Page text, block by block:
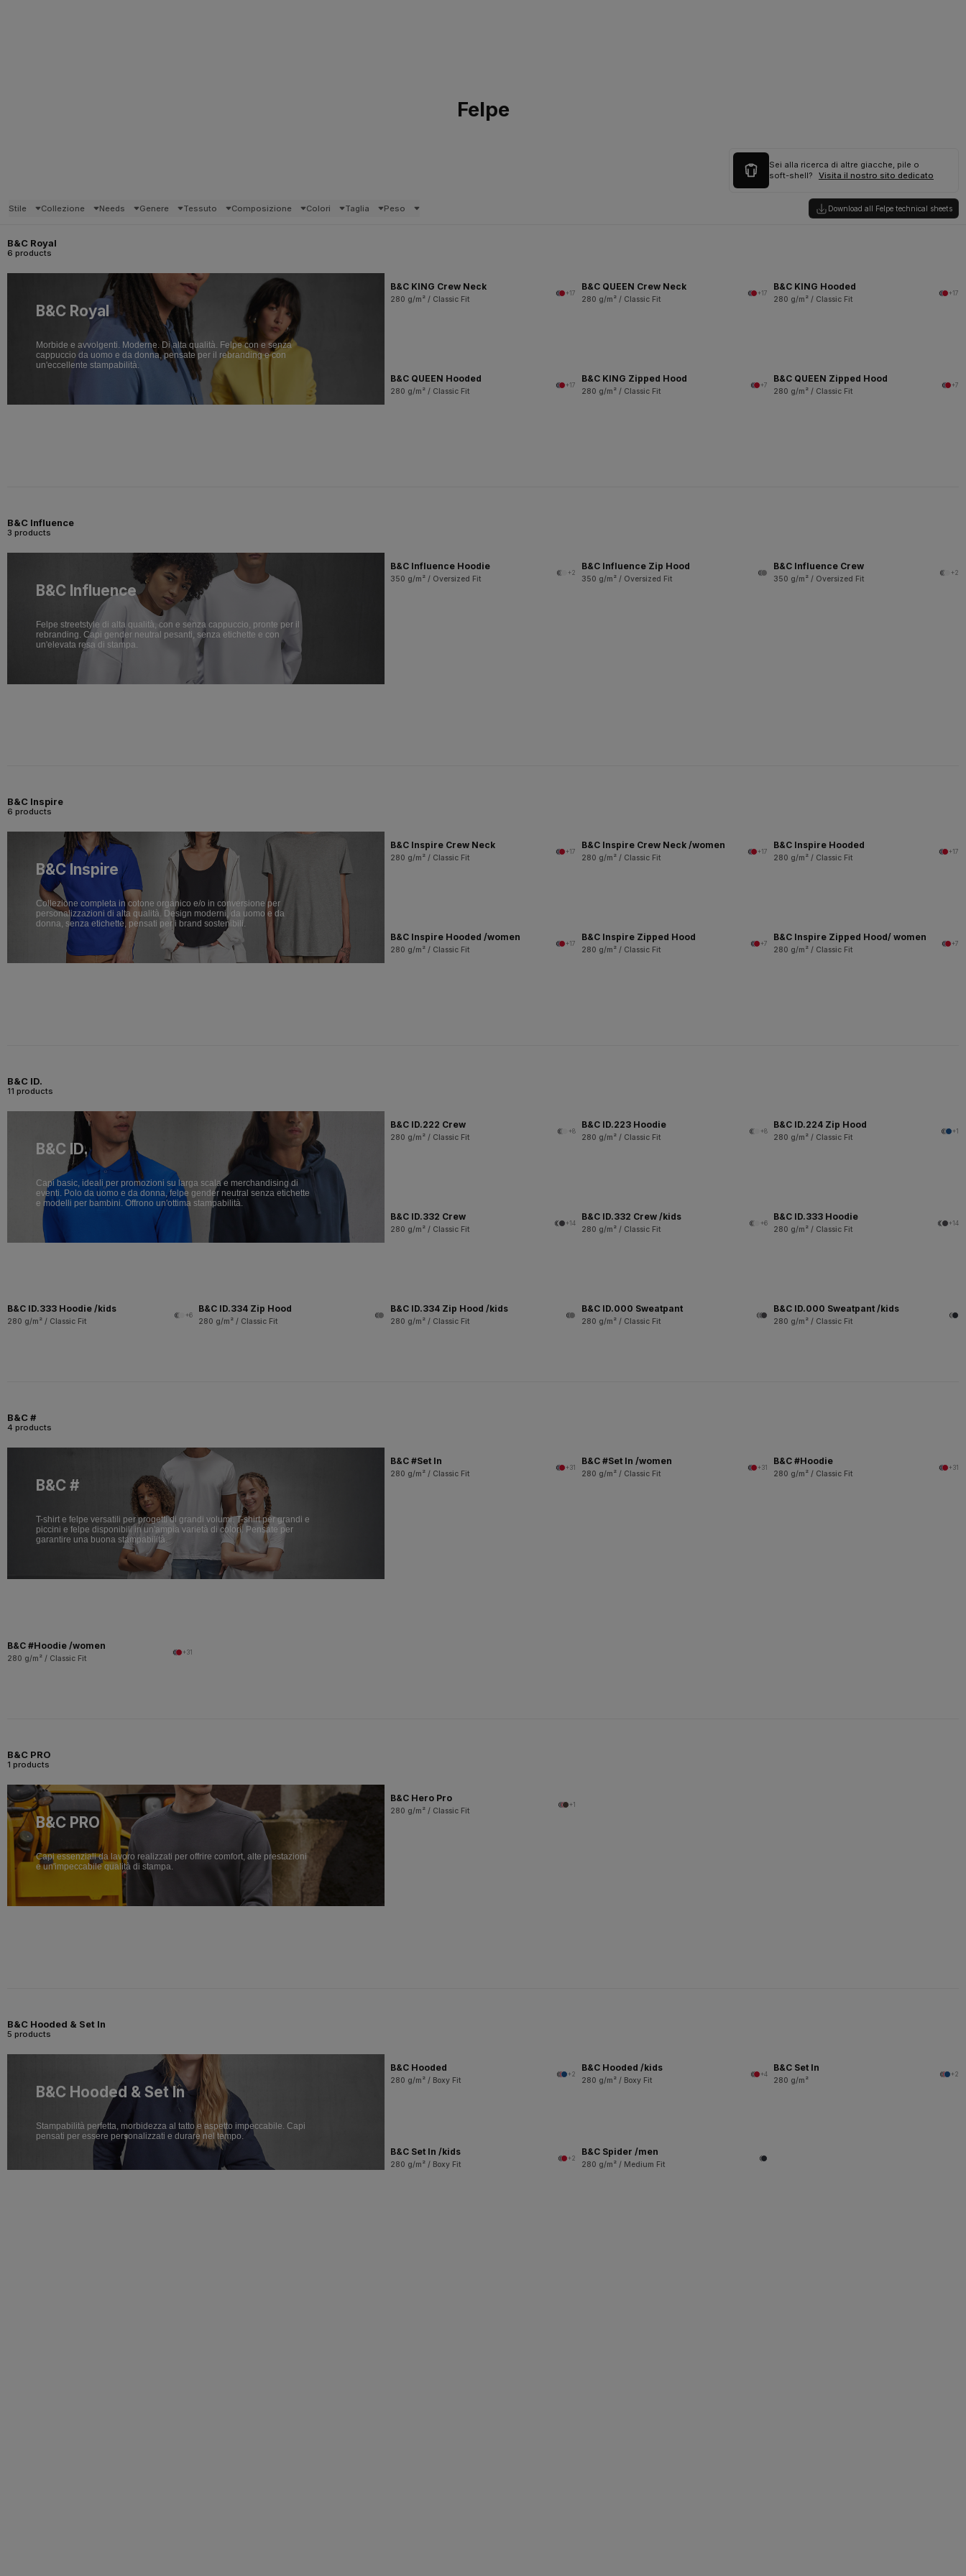
Felpe
Sei alla ricerca di altre giacche, pile o
soft-shell?
Visita il nostro sito dedicato
Stile Collezione Needs Genere Tessuto Composizione Colori Taglia Peso Download all Felpe technical sheets
B&C Royal
6 products
B&C Royal
Morbide e avvolgenti. Moderne. Di alta qualità. Felpe con e senza
cappuccio da uomo e da donna, pensate per il rebranding e con
un'eccellente stampabilità.
B&C KING Crew Neck
280 g/m² / Classic Fit
+17
B&C QUEEN Crew Neck
280 g/m² / Classic Fit
+17
B&C KING Hooded
280 g/m² / Classic Fit
+17
B&C QUEEN Hooded
280 g/m² / Classic Fit
+17
B&C KING Zipped Hood
280 g/m² / Classic Fit
+7
B&C QUEEN Zipped Hood
280 g/m² / Classic Fit
+7
B&C Influence
3 products
B&C Influence
Felpe streetstyle di alta qualità, con e senza cappuccio, pronte per il
rebranding. Capi gender neutral pesanti, senza etichette e con
un'elevata resa di stampa.
B&C Influence Hoodie
350 g/m² / Oversized Fit
+2
B&C Influence Zip Hood
350 g/m² / Oversized Fit
B&C Influence Crew
350 g/m² / Oversized Fit
+2
B&C Inspire
6 products
B&C Inspire
Collezione completa in cotone organico e/o in conversione per
personalizzazioni di alta qualità. Design moderni, da uomo e da
donna, senza etichette, pensati per i brand sostenibili.
B&C Inspire Crew Neck
280 g/m² / Classic Fit
+17
B&C Inspire Crew Neck /women
280 g/m² / Classic Fit
+17
B&C Inspire Hooded
280 g/m² / Classic Fit
+17
B&C Inspire Hooded /women
280 g/m² / Classic Fit
+17
B&C Inspire Zipped Hood
280 g/m² / Classic Fit
+7
B&C Inspire Zipped Hood/ women
280 g/m² / Classic Fit
+7
B&C ID.
11 products
B&C ID.
Capi basic, ideali per promozioni su larga scala e merchandising di
eventi. Polo da uomo e da donna, felpe gender neutral senza etichette
e modelli per bambini. Offrono un'ottima stampabilità.
B&C ID.222 Crew
280 g/m² / Classic Fit
+8
B&C ID.223 Hoodie
280 g/m² / Classic Fit
+8
B&C ID.224 Zip Hood
280 g/m² / Classic Fit
+1
B&C ID.332 Crew
280 g/m² / Classic Fit
+14
B&C ID.332 Crew /kids
280 g/m² / Classic Fit
+6
B&C ID.333 Hoodie
280 g/m² / Classic Fit
+14
B&C ID.333 Hoodie /kids
280 g/m² / Classic Fit
+6
B&C ID.334 Zip Hood
280 g/m² / Classic Fit
B&C ID.334 Zip Hood /kids
280 g/m² / Classic Fit
B&C ID.000 Sweatpant
280 g/m² / Classic Fit
B&C ID.000 Sweatpant /kids
280 g/m² / Classic Fit
B&C #
4 products
B&C #
T-shirt e felpe versatili per progetti di grandi volumi. T-shirt per grandi e
piccini e felpe disponibili in un'ampia varietà di colori. Pensate per
garantire una buona stampabilità.
B&C #Set In
280 g/m² / Classic Fit
+31
B&C #Set In /women
280 g/m² / Classic Fit
+31
B&C #Hoodie
280 g/m² / Classic Fit
+31
B&C #Hoodie /women
280 g/m² / Classic Fit
+31
B&C PRO
1 products
B&C PRO
Capi essenziali da lavoro realizzati per offrire comfort, alte prestazioni
e un'impeccabile qualità di stampa.
B&C Hero Pro
280 g/m² / Classic Fit
+1
B&C Hooded & Set In
5 products
B&C Hooded & Set In
Stampabilità perfetta, morbidezza al tatto e aspetto impeccabile. Capi
pensati per essere personalizzati e durare nel tempo.
B&C Hooded
280 g/m² / Boxy Fit
+2
B&C Hooded /kids
280 g/m² / Boxy Fit
+4
B&C Set In
280 g/m²
+2
B&C Set In /kids
280 g/m² / Boxy Fit
+2
B&C Spider /men
280 g/m² / Medium Fit